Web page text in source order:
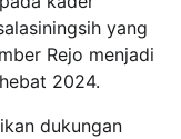
yang
Rejo menjadi
2024.
dukungan